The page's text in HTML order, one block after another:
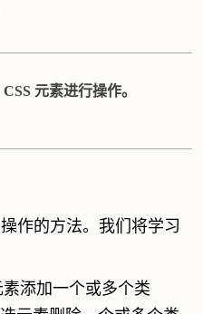
元素进行操作。
作的方法。我们将学习
添加一个或多个类